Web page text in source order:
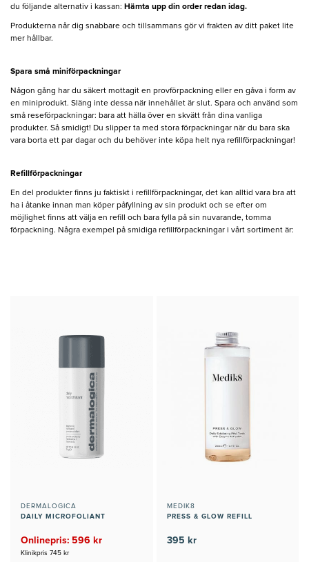
du följande alternativ i kassan: Hämta upp din order redan idag.
Produkterna når dig snabbare och tillsammans gör vi frakten av ditt paket lite
mer hållbar.
Spara små miniförpackningar
Någon gång har du säkert mottagit en provförpackning eller en gåva i form av
en miniprodukt. Släng inte dessa när innehållet är slut. Spara och använd som
små reseförpackningar: bara att hälla över en skvätt från dina vanliga
produkter. Så smidigt! Du slipper ta med stora förpackningar när du bara ska
vara borta ett par dagar och du behöver inte köpa helt nya refillförpackningar!
Refillförpackningar
En del produkter finns ju faktiskt i refillförpackningar, det kan alltid vara bra att
ha i åtanke innan man köper påfyllning av sin produkt och se efter om
möjlighet finns att välja en refill och bara fylla på sin nuvarande, tomma
förpackning. Några exempel på smidiga refillförpackningar i vårt sortiment är:
DERMALOGICA
DAILY MICROFOLIANT
Onlinepris: 596 kr
Klinikpris 745 kr
MEDIK8
PRESS & GLOW REFILL
395 kr